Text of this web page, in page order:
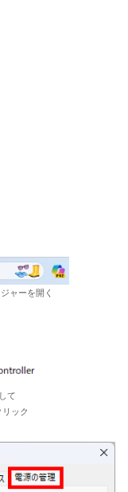
ャーを開く
て
ック